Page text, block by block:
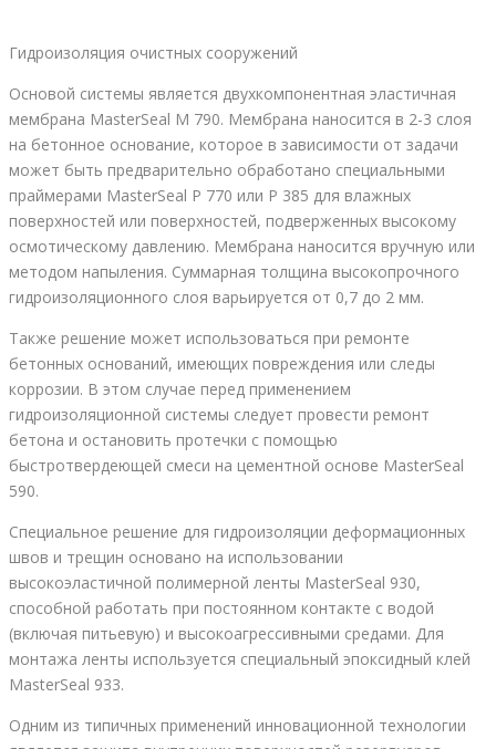
Гидроизоляция очистных сооружений
Основой системы является двухкомпонентная эластичная
мембрана MasterSeal M 790. Мембрана наносится в 2-3 слоя
на бетонное основание, которое в зависимости от задачи
может быть предварительно обработано специальными
праймерами MasterSeal P 770 или P 385 для влажных
поверхностей или поверхностей, подверженных высокому
осмотическому давлению. Мембрана наносится вручную или
методом напыления. Суммарная толщина высокопрочного
гидроизоляционного слоя варьируется от 0,7 до 2 мм.
Также решение может использоваться при ремонте
бетонных оснований, имеющих повреждения или следы
коррозии. В этом случае перед применением
гидроизоляционной системы следует провести ремонт
бетона и остановить протечки с помощью
быстротвердеющей смеси на цементной основе MasterSeal
590.
Специальное решение для гидроизоляции деформационных
швов и трещин основано на использовании
высокоэластичной полимерной ленты MasterSeal 930,
способной работать при постоянном контакте с водой
(включая питьевую) и высокоагрессивными средами. Для
монтажа ленты используется специальный эпоксидный клей
MasterSeal 933.
Одним из типичных применений инновационной технологии